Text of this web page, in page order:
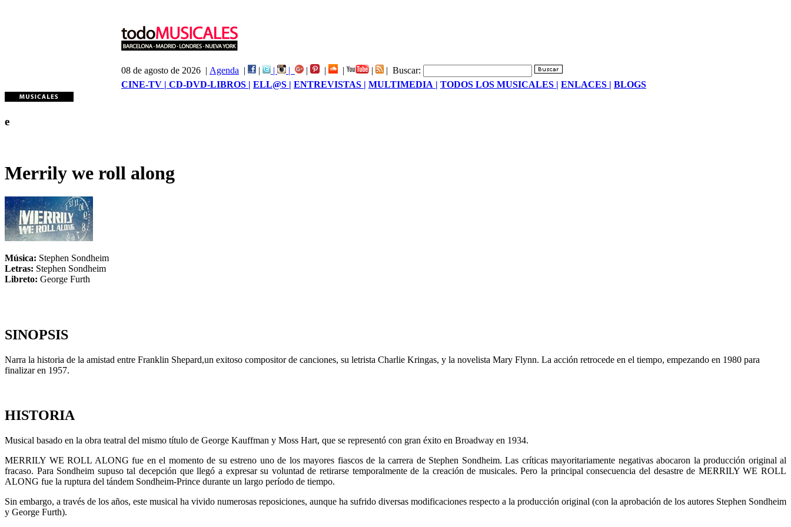
08 de agosto de 2026 | Agenda | | | | | | | | | Buscar:
CINE-TV | CD-DVD-LIBROS | ELL@S | ENTREVISTAS | MULTIMEDIA | TODOS LOS MUSICALES | ENLACES | BLOGS
e
Merrily we roll along
Música: Stephen Sondheim
Letras: Stephen Sondheim
Libreto: George Furth
SINOPSIS
Narra la historia de la amistad entre Franklin Shepard,un exitoso compositor de canciones, su letrista Charlie Kringas, y la novelista Mary Flynn. La acción retrocede en el tiempo, empezando en 1980 para
finalizar en 1957.
HISTORIA
Musical basado en la obra teatral del mismo título de George Kauffman y Moss Hart, que se representó con gran éxito en Broadway en 1934.
MERRILY WE ROLL ALONG fue en el momento de su estreno uno de los mayores fiascos de la carrera de Stephen Sondheim. Las críticas mayoritariamente negativas abocaron la producción original al
fracaso. Para Sondheim supuso tal decepción que llegó a expresar su voluntad de retirarse temporalmente de la creación de musicales. Pero la principal consecuencia del desastre de MERRILY WE ROLL
ALONG fue la ruptura del tándem Sondheim-Prince durante un largo período de tiempo.
Sin embargo, a través de los años, este musical ha vivido numerosas reposiciones, aunque ha sufrido diversas modificaciones respecto a la producción original (con la aprobación de los autores Stephen Sondheim
y George Furth).